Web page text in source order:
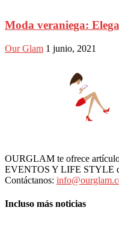
Moda veraniega:
Our Glam 1 junio, 2021
OURGLAM te ofrece
EVENTOS Y LIFE STYLE
Contáctanos:
Incluso más noticias